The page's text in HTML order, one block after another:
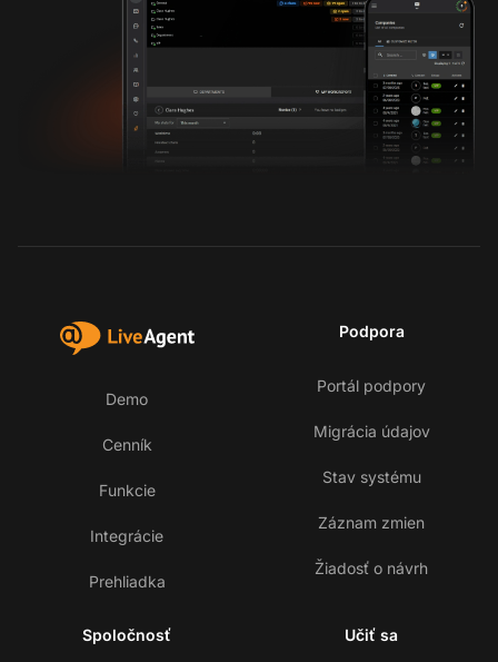
Demo
Cenník
Funkcie
Integrácie
Prehliadka
Podpora
Portál podpory
Migrácia údajov
Stav systému
Záznam zmien
Žiadosť o návrh
Spoločnosť Učiť sa